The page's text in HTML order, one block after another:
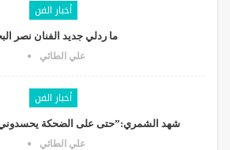
أخبار الفن
ما ردلي جديد الفنان نصر
علي الطائي
أخبار الفن
شهد الشمري:”حتى على الضحكة
علي الطائي